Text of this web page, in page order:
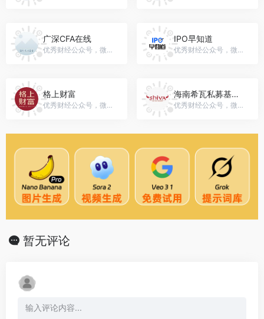
广深CFA在线
优秀财经公众号，微信号：gh_5fbb7597aff1
IPO早知道
优秀财经公众号，微信号：ipozaozhidao
格上财富
优秀财经公众号，微信号：gesafecom
海南希瓦私募基金管理有限公司
优秀财经公众号，微信号：shivafund
暂无评论